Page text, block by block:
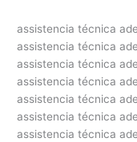
assistencia técnica
assistencia técnica
assistencia técnica
assistencia técnica
assistencia técnica
assistencia técnica
assistencia técnica